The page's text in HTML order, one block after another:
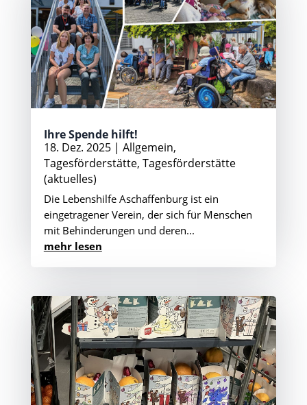
Ihre Spende hilft!
18. Dez. 2025| Allgemein,
Tagesförderstätte, Tagesförderstätte
(aktuelles)
Die Lebenshilfe Aschaffenburg ist ein
eingetragener Verein, der sich für Menschen
mit Behinderungen und deren...
mehr lesen